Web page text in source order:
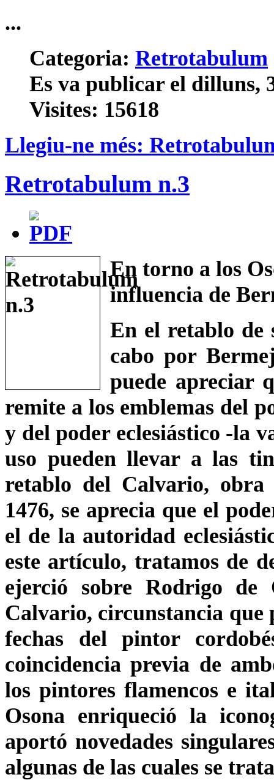
...
Categoria: Retrotabulum
Es va publicar el dilluns,
Visites: 15618
Llegiu-ne més:
Retrotabulum n.3
En torno a los
influencia de
En el retablo de
cabo por
puede apreciar
remite a los emblemas del
y del poder eclesiástico -la
uso pueden llevar a las
retablo del Calvario,
1476, se aprecia que el
el de la autoridad
este artículo, tratamos de
ejerció sobre Rodrigo
Calvario, circunstancia que
fechas del pintor
coincidencia previa de
los pintores flamencos e
Osona enriqueció la
aportó novedades
algunas de las cuales se